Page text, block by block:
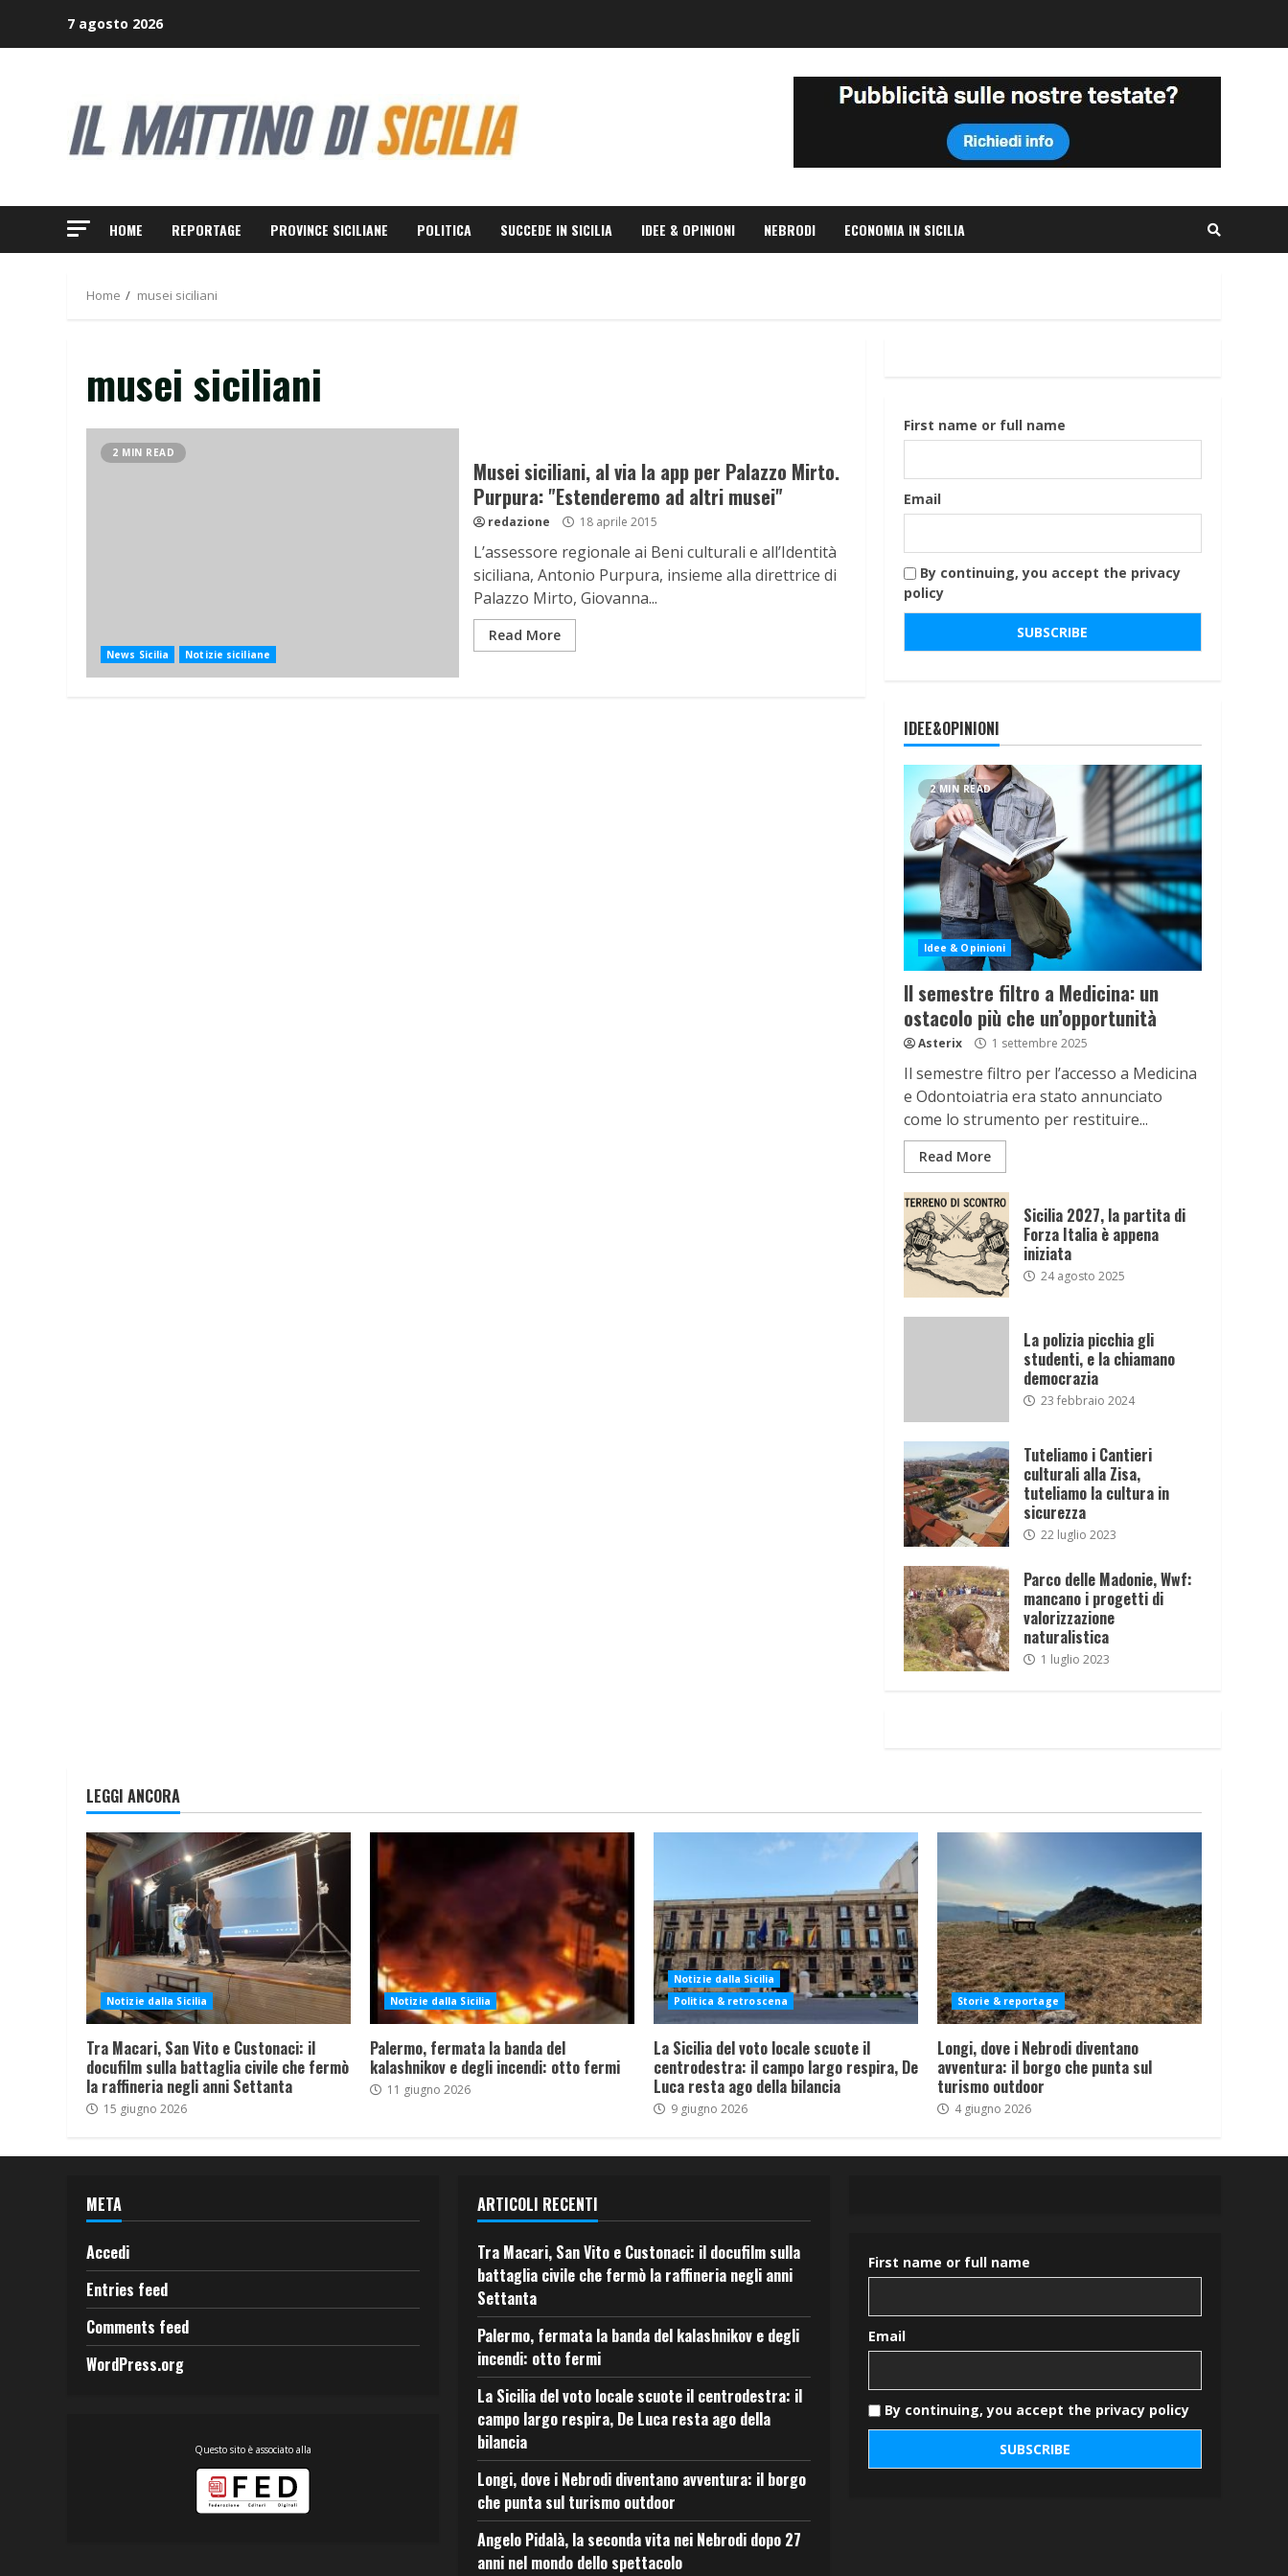
7 agosto 2026
HOME REPORTAGE PROVINCE SICILIANE POLITICA SUCCEDE IN SICILIA IDEE & OPINIONI NEBRODI ECONOMIA IN SICILIA
Home musei siciliani
musei siciliani
2 MIN READ
News Sicilia Notizie siciliane
Musei siciliani, al via la app per Palazzo Mirto.
Purpura: "Estenderemo ad altri musei"
redazione 18 aprile 2015
L’assessore regionale ai Beni culturali e all’Identità
siciliana, Antonio Purpura, insieme alla direttrice di
Palazzo Mirto, Giovanna...
Read More
First name or full name
Email
By continuing, you accept the privacy
policy
IDEE&OPINIONI
2 MIN READ
Idee & Opinioni
Il semestre filtro a Medicina: un
ostacolo più che un’opportunità
Asterix 1 settembre 2025
Il semestre filtro per l’accesso a Medicina
e Odontoiatria era stato annunciato
come lo strumento per restituire...
Read More
Sicilia 2027, la partita di
Forza Italia è appena
iniziata
24 agosto 2025
La polizia picchia gli
studenti, e la chiamano
democrazia
23 febbraio 2024
Tuteliamo i Cantieri
culturali alla Zisa,
tuteliamo la cultura in
sicurezza
22 luglio 2023
Parco delle Madonie, Wwf:
mancano i progetti di
valorizzazione
naturalistica
1 luglio 2023
LEGGI ANCORA
Notizie dalla Sicilia
Tra Macari, San Vito e Custonaci: il
docufilm sulla battaglia civile che fermò
la raffineria negli anni Settanta
15 giugno 2026
Notizie dalla Sicilia
Palermo, fermata la banda del
kalashnikov e degli incendi: otto fermi
11 giugno 2026
Notizie dalla Sicilia
Politica & retroscena
La Sicilia del voto locale scuote il
centrodestra: il campo largo respira, De
Luca resta ago della bilancia
9 giugno 2026
Storie & reportage
Longi, dove i Nebrodi diventano
avventura: il borgo che punta sul
turismo outdoor
4 giugno 2026
META
Accedi
Entries feed
Comments feed
WordPress.org
Questo sito è associato alla
ARTICOLI RECENTI
Tra Macari, San Vito e Custonaci: il docufilm sulla
battaglia civile che fermò la raffineria negli anni
Settanta
Palermo, fermata la banda del kalashnikov e degli
incendi: otto fermi
La Sicilia del voto locale scuote il centrodestra: il
campo largo respira, De Luca resta ago della
bilancia
Longi, dove i Nebrodi diventano avventura: il borgo
che punta sul turismo outdoor
Angelo Pidalà, la seconda vita nei Nebrodi dopo 27
anni nel mondo dello spettacolo
First name or full name
Email
By continuing, you accept the privacy policy